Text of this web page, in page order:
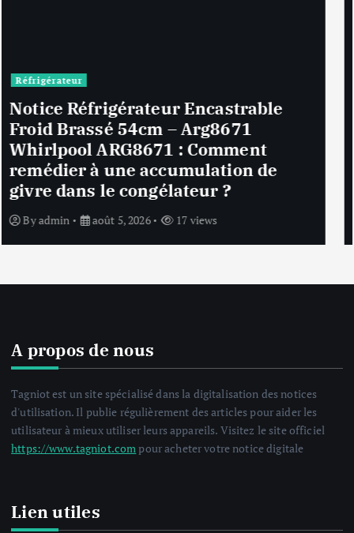
Chauffage & Climatisation
Notice Climatiseur Hyundai
CLIM.HY-CLM09KR : Que faire si
l’appareil affiche un message
d’erreur ‘E1’ ou ‘E2’ ?
Byadmin août 5, 2026 18 views
A propos de nous
Tagniot est un site spécialisé dans la digitalisation des notices
d'utilisation. Il publie régulièrement des articles pour aider les
utilisateur à mieux utiliser leurs appareils. Visitez le site officiel
https://www.tagniot.com pour acheter votre notice digitale
Lien utiles